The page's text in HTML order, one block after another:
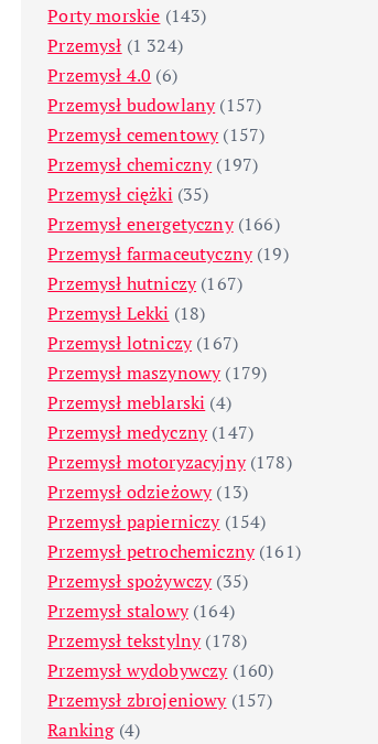
Porty morskie (143)
Przemysł (1 324)
Przemysł 4.0 (6)
Przemysł budowlany(157)
Przemysł cementowy(157)
Przemysł chemiczny(197)
Przemysł ciężki (35)
Przemysł energetyczny(166)
Przemysł farmaceutyczny(19)
Przemysł hutniczy(167)
Przemysł Lekki (18)
Przemysł lotniczy(167)
Przemysł maszynowy(179)
Przemysł meblarski (4)
Przemysł medyczny(147)
Przemysł motoryzacyjny(178)
Przemysł odzieżowy(13)
Przemysł papierniczy(154)
Przemysł petrochemiczny(161)
Przemysł spożywczy(35)
Przemysł stalowy(164)
Przemysł tekstylny(178)
Przemysł wydobywczy(160)
Przemysł zbrojeniowy(157)
Ranking(4)